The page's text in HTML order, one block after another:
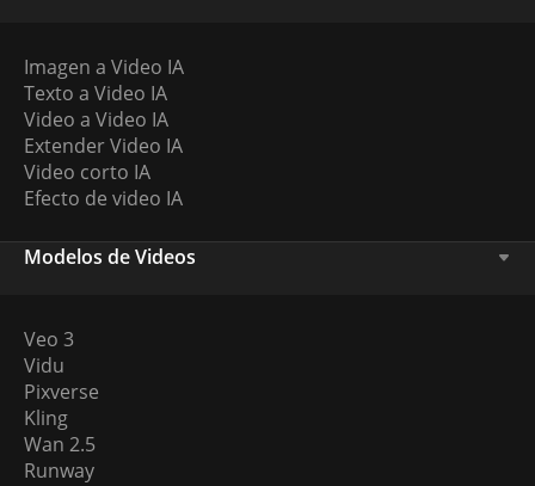
Imagen a Video IA
Texto a Video IA
Video a Video IA
Extender Video IA
Video corto IA
Efecto de video IA
Modelos de Videos
Veo 3
Vidu
Pixverse
Kling
Wan 2.5
Runway